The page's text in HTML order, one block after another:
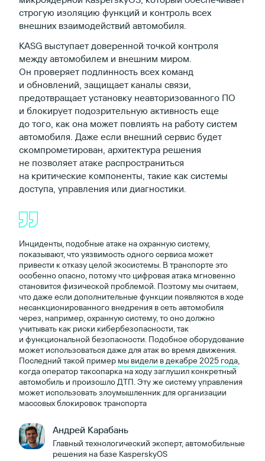
строгую изоляцию функций и контроль всех
внешних взаимодействий автомобиля.
KASG выступает доверенной точкой контроля
между автомобилем и внешним миром.
Он проверяет подлинность всех команд
и обновлений, защищает каналы связи,
предотвращает установку неавторизованного ПО
и блокирует подозрительную активность еще
до того, как она может повлиять на работу систем
автомобиля. Даже если внешний сервис будет
скомпрометирован, архитектура решения
не позволяет атаке распространиться
на критические компоненты, такие как системы
доступа, управления или диагностики.
Инциденты, подобные атаке на охранную систему,
показывают, что уязвимость одного сервиса может
привести к отказу целой экосистемы. В транспорте это
особенно опасно, потому что цифровая атака мгновенно
становится физической проблемой. Поэтому мы считаем,
что даже если дополнительные функции появляются в ходе
несанкционированного внедрения в сеть автомобиля
через, например, охранную систему, то оно должно
учитывать как риски кибербезопасности, так
и функциональной безопасности. Подобное оборудование
может использоваться даже для атак во время движения.
Последний такой пример мы видели в декабре 2025 года,
когда оператор таксопарка на ходу заглушил конкретный
автомобиль и произошло ДТП. Эту же систему управления
может использовать злоумышленник для организации
массовых блокировок транспорта
Андрей Карабань
Главный технологический эксперт, автомобильные
решения на базе KasperskyOS